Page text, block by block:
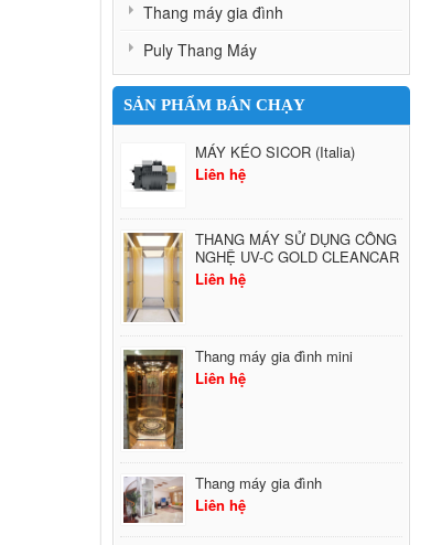
Thang máy gia đình
Puly Thang Máy
SẢN PHẨM BÁN CHẠY
MÁY KÉO SICOR (Italia)
Liên hệ
THANG MÁY SỬ DỤNG CÔNG
NGHỆ UV-C GOLD CLEANCAR
Liên hệ
Thang máy gia đình mini
Liên hệ
Thang máy gia đình
Liên hệ